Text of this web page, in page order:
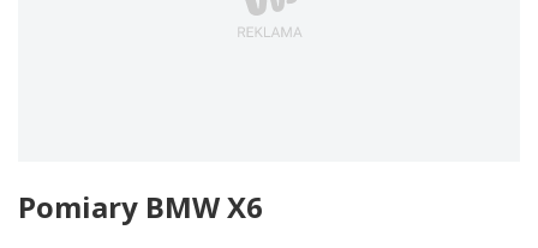
Pomiary BMW X6